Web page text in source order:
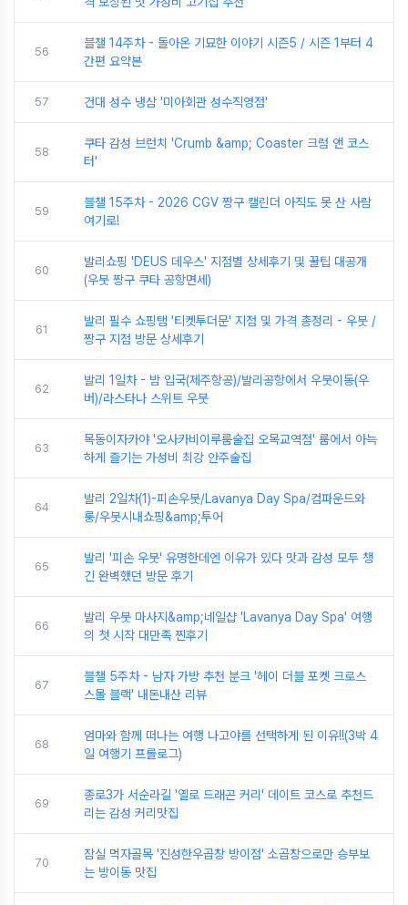
56
블챌 14주차 - 돌아온 기묘한 이야기 시즌5 / 시즌 1부터 4
간편 요약본
57 건대 성수 냉삼 '미아회관 성수직영점'
58
쿠타 감성 브런치 'Crumb &amp; Coaster 크럼 앤 코스
터'
59
블챌 15주차 - 2026 CGV 짱구 캘린더 아직도 못 산 사람
여기로!
60
발리쇼핑 'DEUS 데우스' 지점별 상세후기 및 꿀팁 대공개
(우붓 짱구 쿠타 공항면세)
61
발리 필수 쇼핑탬 '티켓투더문' 지점 및 가격 총정리 - 우붓 /
짱구 지점 방문 상세후기
62
발리 1일차 - 밤 입국(제주항공)/발리공항에서 우붓이동(우
버)/라스타나 스위트 우붓
63
목동이자카야 '오사카비이루룸술집 오목교역점' 룸에서 아늑
하게 즐기는 가성비 최강 안주술집
64
발리 2일차(1)-피손우붓/Lavanya Day Spa/컴파운드와
룽/우붓시내쇼핑&amp;투어
65
발리 '피손 우붓' 유명한데엔 이유가 있다 맛과 감성 모두 챙
긴 완벽했던 방문 후기
66
발리 우붓 마사지&amp;네일샵 'Lavanya Day Spa' 여행
의 첫 시작 대만족 찐후기
67
블챌 5주차 - 남자 가방 추천 분크 '헤이 더블 포켓 크로스
스몰 블랙' 내돈내산 리뷰
68
엄마와 함께 떠나는 여행 나고야를 선택하게 된 이유!!(3박 4
일 여행기 프롤로그)
69
종로3가 서순라길 '옐로 드래곤 커리' 데이트 코스로 추천드
리는 감성 커리맛집
70
잠실 먹자골목 '진성한우곱창 방이점' 소곱창으로만 승부보
는 방이동 맛집